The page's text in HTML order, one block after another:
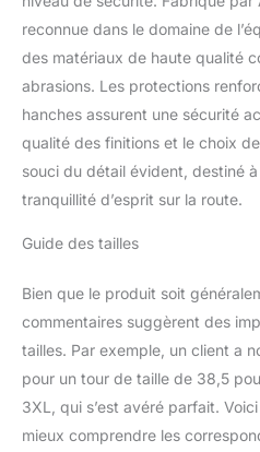
reconnue dans le domaine de
des matériaux de haute qualité
abrasions. Les protections
hanches assurent une sécurité
qualité des finitions et le choix
souci du détail évident, destiné
tranquillité d’esprit sur la route.
Guide des tailles
Bien que le produit soit
commentaires suggèrent des
tailles. Par exemple, un client a
pour un tour de taille de 38,5
3XL, qui s’est avéré parfait.
mieux comprendre les